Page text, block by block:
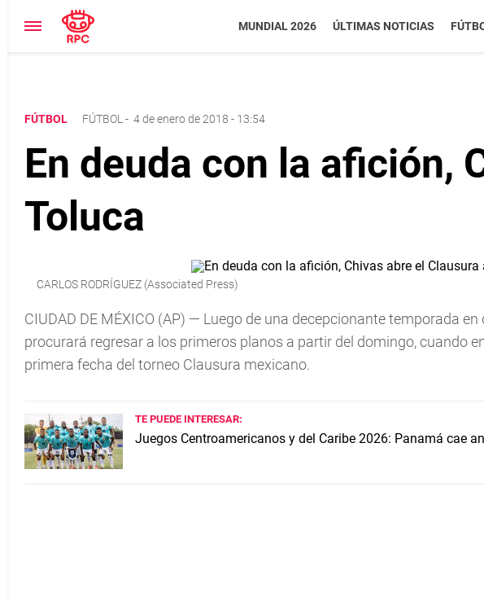
MUNDIAL 2026 ÚLTIMAS NOTICIAS
FÚTBOL FÚTBOL - 4 de enero de 2018 - 13:54
En deuda con la afición,
Toluca
CARLOS RODRÍGUEZ (Associated Press)
CIUDAD DE MÉXICO (AP) — Luego de una decepcionante temporada
procurará regresar a los primeros planos a partir del domingo, cuando
primera fecha del torneo Clausura mexicano.
TE PUEDE INTERESAR:
Juegos Centroamericanos y del Caribe 2026: Panamá cae